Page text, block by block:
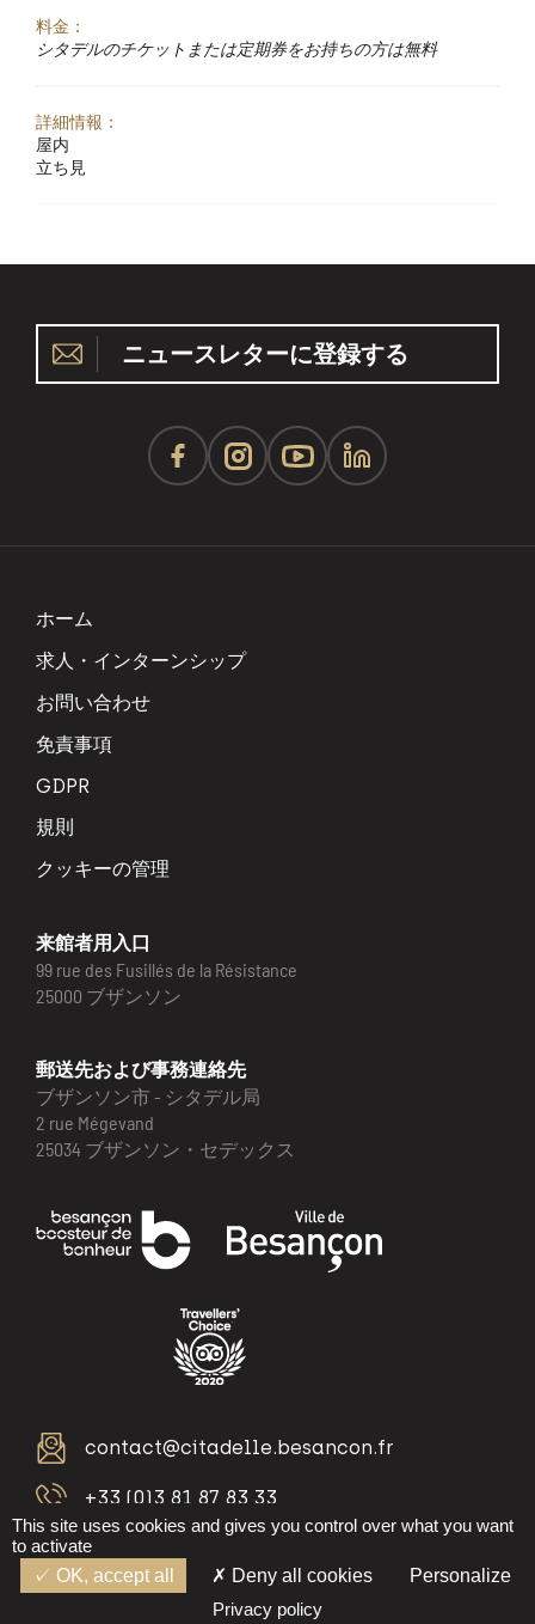
料金：
シタデルのチケットまたは定期券をお持ちの方は無料
詳細情報：
屋内
立ち見
ニュースレターに登録する
ホーム
求人・インターンシップ
お問い合わせ
免責事項
GDPR
規則
クッキーの管理
来館者用入口
99 rue des Fusillés de la Résistance
25000 ブザンソン
郵送先および事務連絡先
ブザンソン市 - シタデル局
2 rue Mégevand
25034 ブザンソン・セデックス
contact@citadelle.besancon.fr
+33 (0)3 81 87 83 33
制作：ikuzo
This site uses cookies and gives you control over what you want
to activate
OK, accept all
Deny all cookies
Personalize
Privacy policy